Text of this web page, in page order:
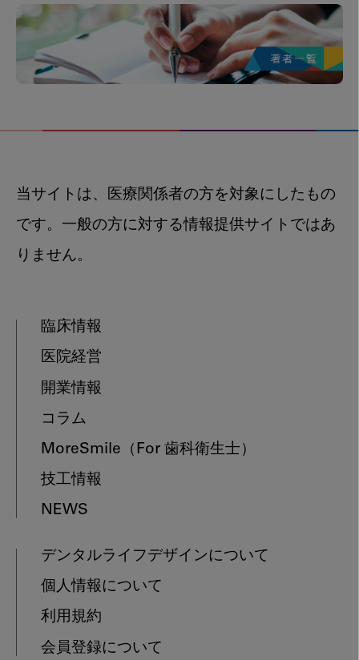
当サイトは、医療関係者の方を対象にしたもの
です。一般の方に対する情報提供サイトではあ
りません。
臨床情報
医院経営
開業情報
コラム
MoreSmile （For 歯科衛生士）
技工情報
NEWS
デンタルライフデザインについて
個人情報について
利用規約
会員登録について